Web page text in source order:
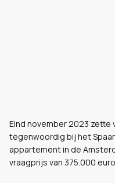
Eind november 2023 zette
tegenwoordig bij het
appartement in de
vraagprijs van 375.000